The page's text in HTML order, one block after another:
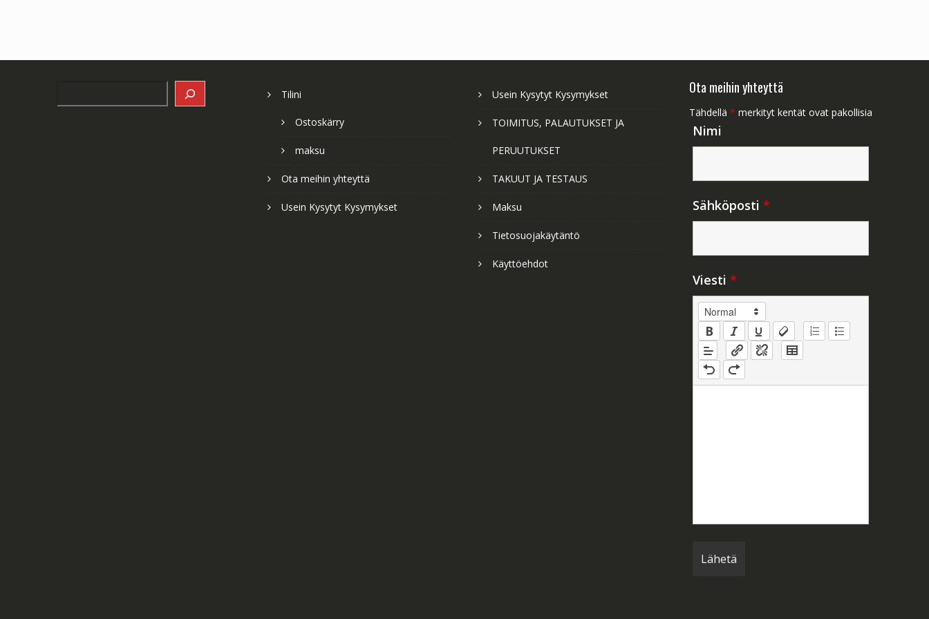
Tilini
Ostoskärry
maksu
Ota meihin yhteyttä
Usein Kysytyt Kysymykset
Usein Kysytyt Kysymykset
TOIMITUS, PALAUTUKSET JA
PERUUTUKSET
TAKUUT JA TESTAUS
Maksu
Tietosuojakäytäntö
Käyttöehdot
Ota meihin yhteyttä
Tähdellä * merkityt kentät ovat pakollisia
Nimi
Sähköposti *
Viesti *